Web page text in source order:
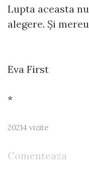
Lupta aceasta
alegere. Și
Eva First
*
20214 vizite
Comenteaza